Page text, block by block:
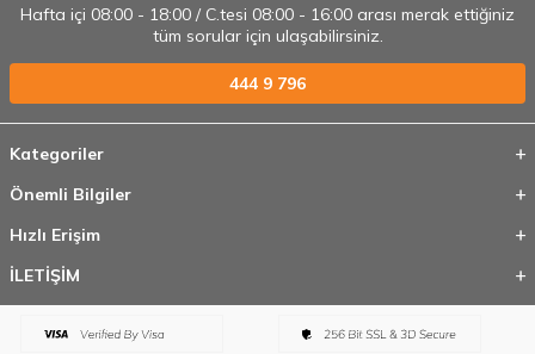
Hafta içi 08:00 - 18:00 / C.tesi 08:00 - 16:00 arası merak ettiğiniz
tüm sorular için ulaşabilirsiniz.
444 9 796
Kategoriler
Önemli Bilgiler
Hızlı Erişim
İLETİŞİM